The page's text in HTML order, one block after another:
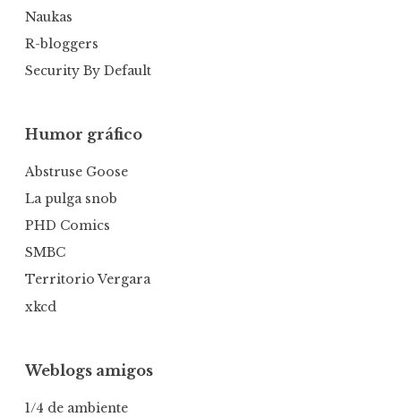
Naukas
R-bloggers
Security By Default
Humor gráfico
Abstruse Goose
La pulga snob
PHD Comics
SMBC
Territorio Vergara
xkcd
Weblogs amigos
1/4 de ambiente